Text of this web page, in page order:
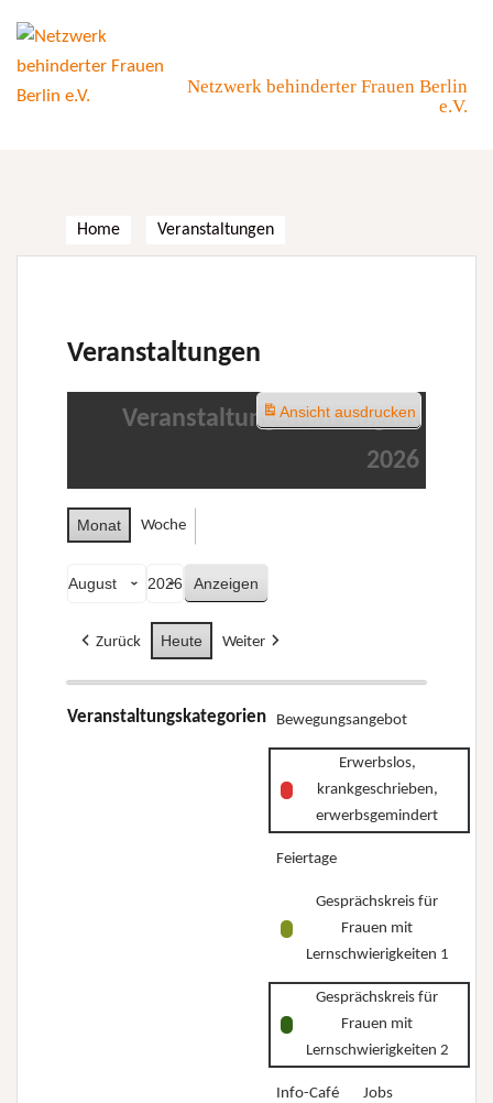
content
Netzwerk behinderter Frauen Berlin
e.V.
Home Veranstaltungen
Veranstaltungen
Veranstaltungen im August
2026
Monat Woche
Monat
Jahr
Zurück Heute Weiter
Veranstaltungskategorien Bewegungsangebot
Erwerbslos,
krankgeschrieben,
erwerbsgemindert
Feiertage
Gesprächskreis für
Frauen mit
Lernschwierigkeiten 1
Gesprächskreis für
Frauen mit
Lernschwierigkeiten 2
Info-Café Jobs
Ansichtausdrucken